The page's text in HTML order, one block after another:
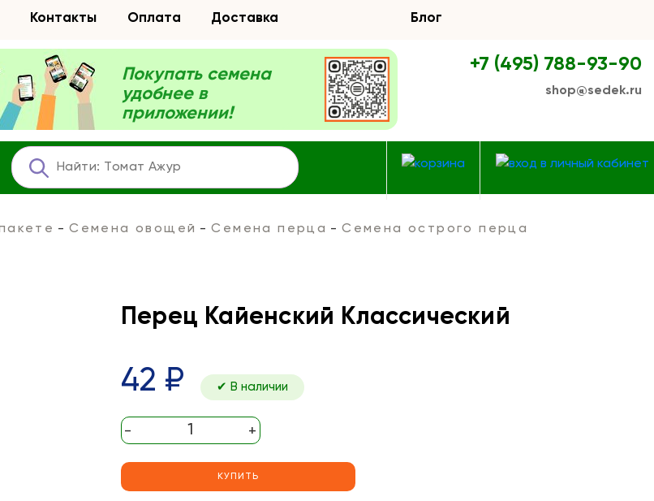
Контакты Оплата Доставка Блог
Покупать семена
удобнее в
приложении!
+7 (495) 788-93-90
shop@sedek.ru
Семена овощей Семена перца
Семена острого перца
Перец Кайенский Классический
42 ₽ ✔ В наличии
- +
КУПИТЬ